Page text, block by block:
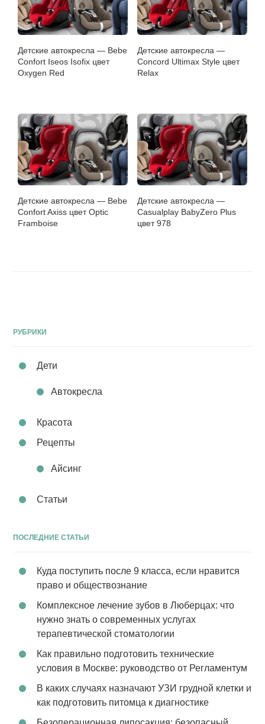
Детские автокресла — Bebe
Confort Iseos Isofix цвет
Oxygen Red
Детские автокресла —
Concord Ultimax Style цвет
Relax
Детские автокресла — Bebe
Confort Axiss цвет Optic
Framboise
Детские автокресла —
Casualplay BabyZero Plus
цвет 978
РУБРИКИ
Дети
Автокресла
Красота
Рецепты
Айсинг
Статьи
ПОСЛЕДНИЕ СТАТЬИ
Куда поступить после 9 класса, если нравится
право и обществознание
Комплексное лечение зубов в Люберцах: что
нужно знать о современных услугах
терапевтической стоматологии
Как правильно подготовить технические
условия в Москве: руководство от Регламентум
В каких случаях назначают УЗИ грудной клетки и
как подготовить питомца к диагностике